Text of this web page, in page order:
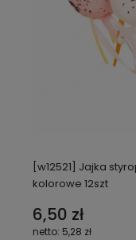
[w12521] Jajka
kolorowe 12szt
6,50 zł
5,28 zł